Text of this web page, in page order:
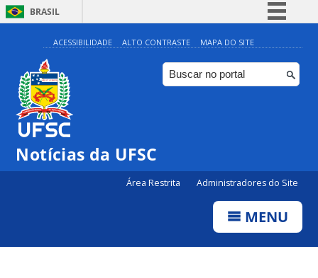
BRASIL
Simplifique!
Comunica BR
Participe
ACESSIBILIDADE ALTO CONTRASTE MAPA DO SITE
Notícias da UFSC
Área Restrita Administradores do Site
MENU